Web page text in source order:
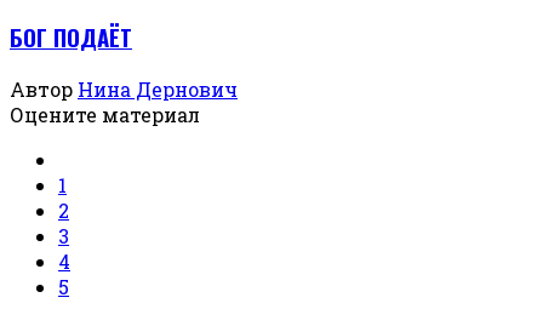
БОГ ПОДАЁТ
Автор Нина Дернович
Оцените материал
1
2
3
4
5